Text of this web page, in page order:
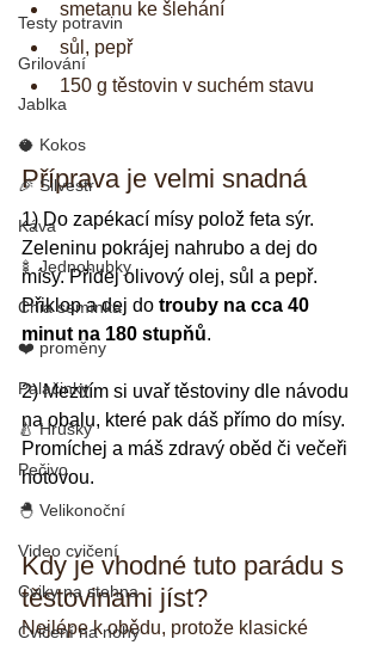
Testy potravin
Grilování
Jablka
🥥 Kokos
🎉 Silvestr
Káva
🍢 Jednohubky
Chia semínka
❤️ proměny
Palačinky
🍐 Hrušky
Pečivo
🐣 Velikonoční
Video cvičení
Cviky na stehna
Cvičení na nohy
smetanu ke šlehání
sůl, pepř
150 g těstovin v suchém stavu
Příprava je velmi snadná
1) Do zapékací mísy polož feta sýr.
Zeleninu pokrájej nahrubo a dej do
mísy. Přidej olivový olej, sůl a pepř.
Přiklop a dej do trouby na cca 40
minut na 180 stupňů.
2) Mezitím si uvař těstoviny dle návodu
na obalu, které pak dáš přímo do mísy.
Promíchej a máš zdravý oběd či večeři
hotovou.
Kdy je vhodné tuto parádu s
těstovinami jíst?
Nejlépe k obědu, protože klasické